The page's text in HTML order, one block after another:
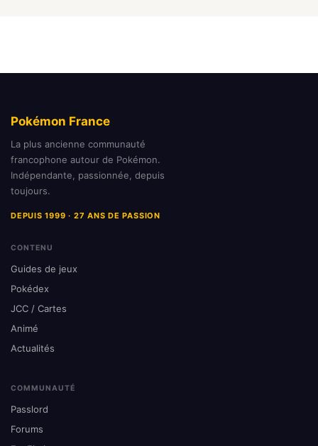
Pokémon France
La plus ancienne communauté
francophone autour de Pokémon.
Indépendante, passionnée, depuis
toujours.
DEPUIS 1999 · 27 ANS DE PASSION
CONTENU
Guides de jeux
Pokédex
JCC / Cartes
Animé
Actualités
COMMUNAUTÉ
Passlord
Forums